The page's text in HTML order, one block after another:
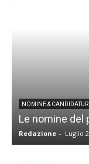
NOMINE &
Le nomine del
Redazione - Luglio